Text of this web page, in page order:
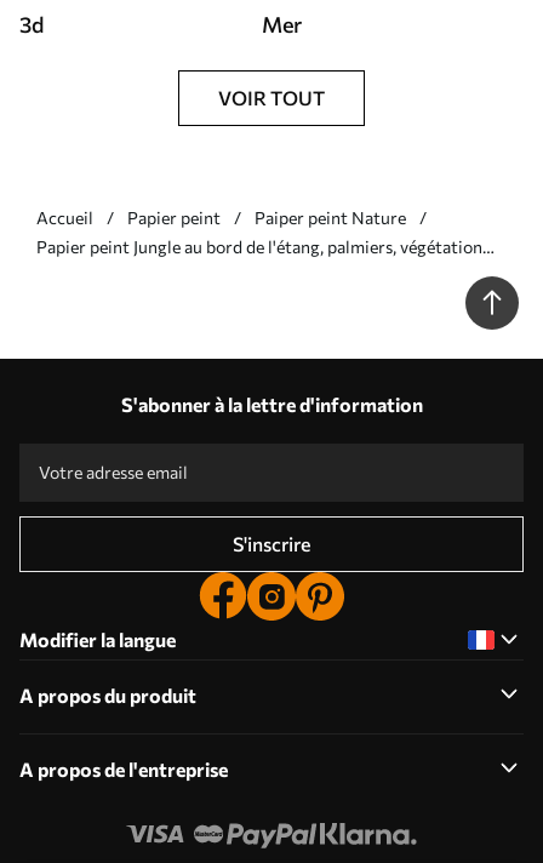
3d Mer
VOIR TOUT
Accueil Papier peint
Paiper peint Nature
Papier peint Jungle au bord de l'étang, palmiers, végétation
S'abonner à la lettre d'information
S'inscrire
Modifier la langue
A propos du produit
A propos de l'entreprise